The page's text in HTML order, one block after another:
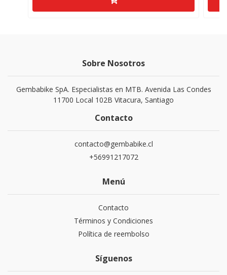
Sobre Nosotros
Gembabike SpA. Especialistas en MTB. Avenida Las Condes
11700 Local 102B Vitacura, Santiago
Contacto
contacto@gembabike.cl
+56991217072
Menú
Contacto
Términos y Condiciones
Política de reembolso
Síguenos